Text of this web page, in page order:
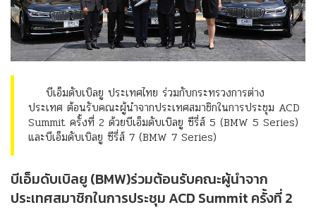
บีเอ็มดับเบิลยู ประเทศไทย ร่วมกับกระทรวงการต่าง
ประเทศ ต้อนรับคณะผู้นำจากประเทศสมาชิกในการประชุม ACD
Summit ครั้งที่ 2 ด้วยบีเอ็มดับเบิลยู ซีรี่ส์ 5 (BMW 5 Series)
และบีเอ็มดับเบิลยู ซีรี่ส์ 7 (BMW 7 Series)
บีเอ็มดับเบิลยู (BMW)ร่วมต้อนรับคณะผู้นำจาก
ประเทศสมาชิกในการประชุม ACD Summit ครั้งที่ 2